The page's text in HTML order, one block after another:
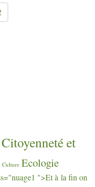
Citoyenneté et
Culture Ecologie
">Et à la fin on